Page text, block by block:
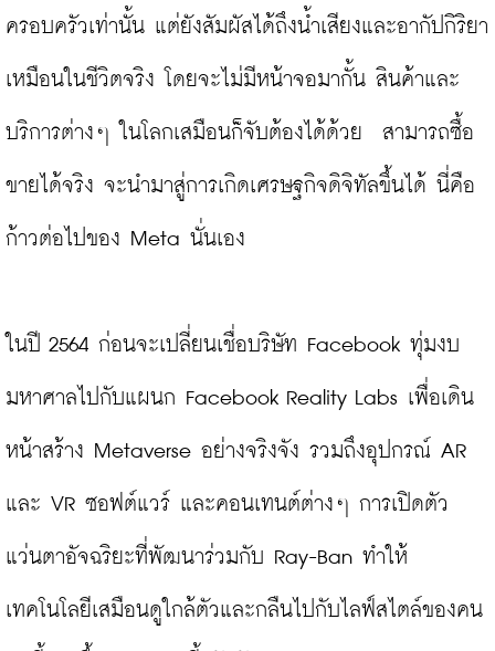
ครอบครัวเท่านั้น แต่ยังสัมผัสได้ถึงน้ำเสียงและอากัปกิริยา
เหมือนในชีวิตจริง โดยจะไม่มีหน้าจอมากั้น สินค้าและ
บริการต่างๆ ในโลกเสมือนก็จับต้องได้ด้วย  สามารถซื้อ
ขายได้จริง จะนำมาสู่การเกิดเศรษฐกิจดิจิทัลขึ้นได้ นี่คือ
ก้าวต่อไปของ Meta นั่นเอง
ในปี 2564 ก่อนจะเปลี่ยนเชื่อบริษัท Facebook ทุ่มงบ
มหาศาลไปกับแผนก Facebook Reality Labs เพื่อเดิน
หน้าสร้าง Metaverse อย่างจริงจัง รวมถึงอุปกรณ์ AR
และ VR ซอฟต์แวร์ และคอนเทนต์ต่างๆ การเปิดตัว
แว่นตาอัจฉริยะที่พัฒนาร่วมกับ Ray-Ban ทำให้
เทคโนโลยีเสมือนดูใกล้ตัวและกลืนไปกับไลฟ์สไตล์ของคน